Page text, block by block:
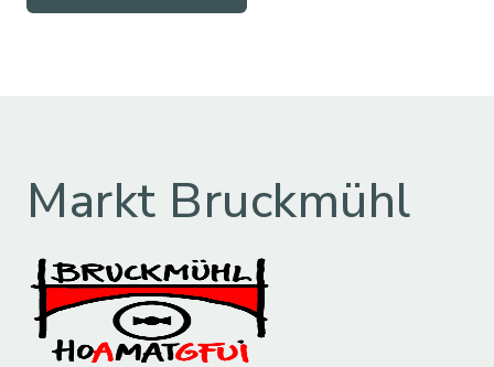
Markt Bruckmühl